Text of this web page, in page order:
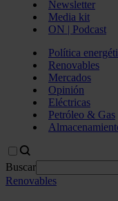
Newsletter
Media kit
ON | Podcast
Política
Renovables
Mercados
Opinión
Eléctricas
Petróleo & Gas
Buscar
Renovables